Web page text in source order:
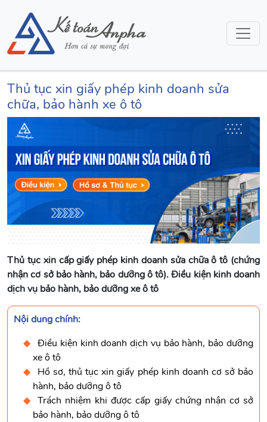
Thủ tục xin giấy phép kinh doanh sửa
chữa, bảo hành xe ô tô
Thủ tục xin cấp giấy phép kinh doanh sửa chữa ô tô (chứng
nhận cơ sở bảo hành, bảo dưỡng ô tô). Điều kiện kinh doanh
dịch vụ bảo hành, bảo dưỡng xe ô tô
Nội dung chính:
Điều kiện kinh doanh dịch vụ bảo hành, bảo dưỡng
xe ô tô
Hồ sơ, thủ tục xin giấy phép kinh doanh cơ sở bảo
hành, bảo dưỡng ô tô
Trách nhiệm khi được cấp giấy chứng nhận cơ sở
bảo hành, bảo dưỡng ô tô